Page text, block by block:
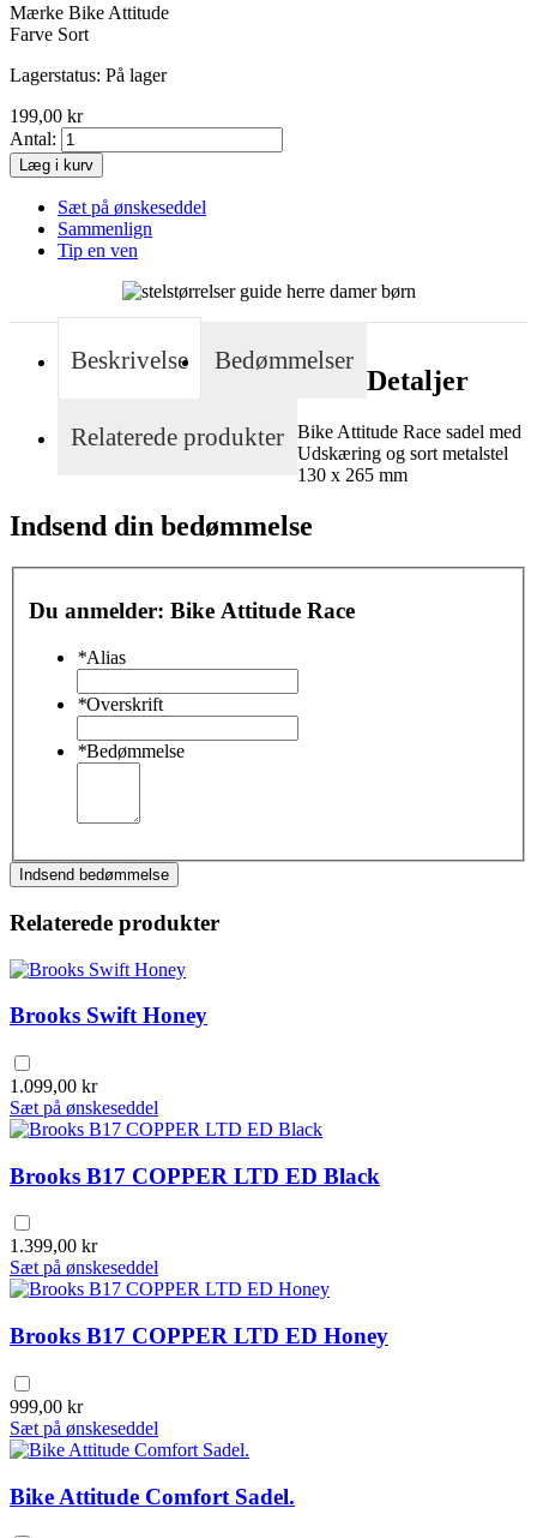
Mærke Bike Attitude
Farve Sort
Lagerstatus: På lager
199,00 kr
Antal:
Læg i kurv
Sæt på ønskeseddel
Sammenlign
Tip en ven
Beskrivelse Bedømmelser
Relaterede produkter
Detaljer
Bike Attitude Race sadel med
Udskæring og sort metalstel
130 x 265 mm
Indsend din bedømmelse
Du anmelder: Bike Attitude Race
*Alias
*Overskrift
*Bedømmelse
Indsend bedømmelse
Relaterede produkter
Brooks Swift Honey
1.099,00 kr
Sæt på ønskeseddel
Brooks B17 COPPER LTD ED Black
1.399,00 kr
Sæt på ønskeseddel
Brooks B17 COPPER LTD ED Honey
999,00 kr
Sæt på ønskeseddel
Bike Attitude Comfort Sadel.